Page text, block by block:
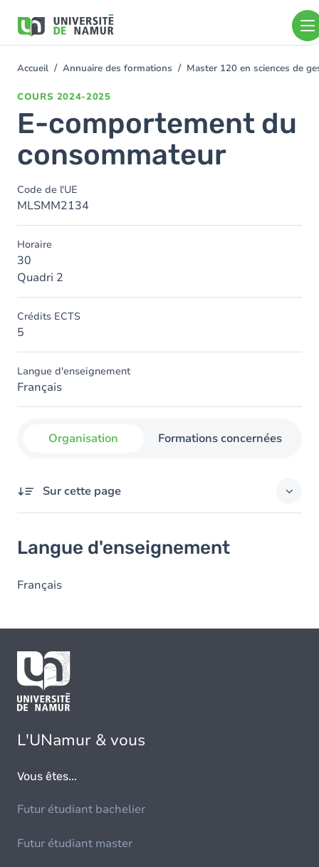
contenu
You
Accueil Annuaire des formations Master 120 en sciences de
COURS 2024-2025
E-comportement du
consommateur
Code de l'UE
MLSMM2134
Horaire
30
Quadri 2
Crédits ECTS
5
Langue d'enseignement
Français
Organisation Formations concernées
Sur cette page
Langue d'enseignement
Français
L'UNamur & vous
Vous êtes...
Futur étudiant bachelier
Futur étudiant master